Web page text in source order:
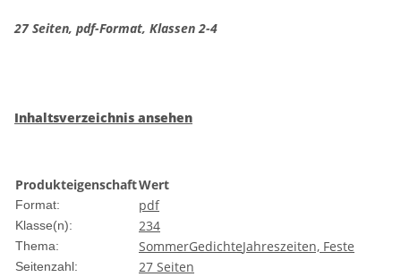
27 Seiten, pdf-Format, Klassen 2-4
Inhaltsverzeichnis ansehen
ProdukteigenschaftWert
Format: pdf
Klasse(n): 234
Thema: SommerGedichteJahreszeiten, Feste
Seitenzahl: 27 Seiten